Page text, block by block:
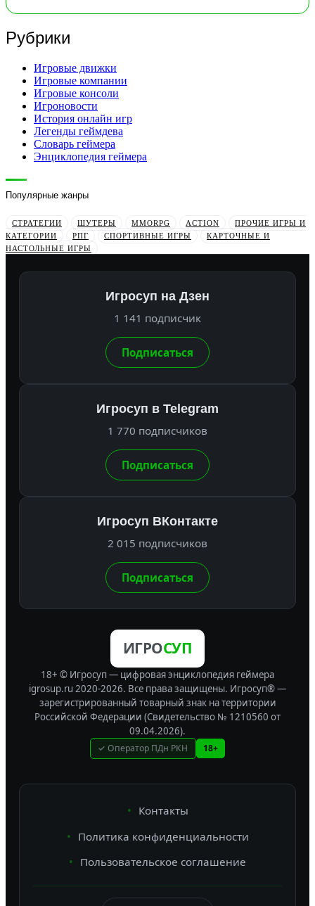
Рубрики
Игровые движки
Игровые компании
Игровые консоли
Игроновости
История онлайн игр
Легенды геймдева
Словарь геймера
Энциклопедия геймера
Популярные жанры
СТРАТЕГИИ ШУТЕРЫ MMORPG ACTION
ПРОЧИЕ ИГРЫ И
КАТЕГОРИИ
РПГ СПОРТИВНЫЕ ИГРЫ
КАРТОЧНЫЕ И
НАСТОЛЬНЫЕ ИГРЫ
Игросуп на Дзен
1 141 подписчик
Подписаться
Игросуп в Telegram
1 770 подписчиков
Подписаться
Игросуп ВКонтакте
2 015 подписчиков
Подписаться
ИГРОСУП
18+ © Игросуп — цифровая энциклопедия геймера
igrosup.ru 2020-2026. Все права защищены. Игросуп® —
зарегистрированный товарный знак на территории
Российской Федерации (Свидетельство № 1210560 от
09.04.2026).
✓ Оператор ПДн РКН 18+
Контакты
Политика конфиденциальности
Пользовательское соглашение